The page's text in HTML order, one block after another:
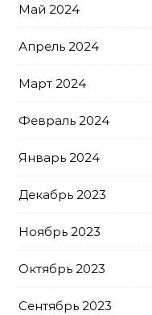
Май 2024
Апрель 2024
Март 2024
Февраль 2024
Январь 2024
Декабрь 2023
Ноябрь 2023
Октябрь 2023
Сентябрь 2023